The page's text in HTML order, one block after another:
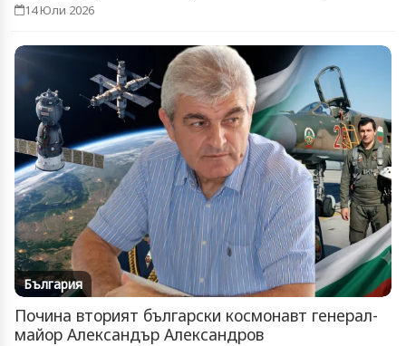
14 Юли 2026
България
Почина вторият български космонавт генерал-
майор Александър Александров